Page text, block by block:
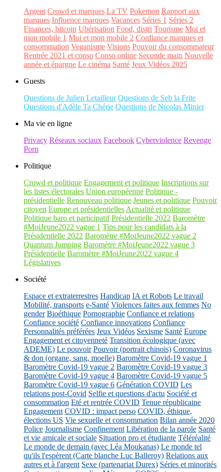
Argent Crowd et marques La TV Pokemon Rapport aux
marques Influence marques Vacances Séries 1 Séries 2
Finances, bitcoin Ubérisation Food, distri Tourisme Moi et
mon mobile 1 Moi et mon mobile 2 Confiance marques et
consommation Veganisme Visions Pouvoir du consommateur
Rentrée 2021 et conso Conso online Seconde main Nouvelle
année et épargne Le cinéma Santé Jeux Vidéos 2025
Guests
Questions de Julien Letailleur Questions de Seb la Frite
Questions d'Adèle Ta Chérie Questions de Nicolas Minier
Ma vie en ligne
Privacy Réseaux sociaux Facebook Cyberviolence Revenge
Porn
Politique
Crowd et politique Engagement et politique Inscriptions sur
les listes électorales Union européenne Politique -
présidentielle Renouveau politique Jeunes et politique Pouvoir
citoyen Europe et présidentielles Actualité et politique
Politique baro et participatif Présidentielle 2022 Baromètre
#MoiJeune2022 vague 1 Tips pour les candidats à la
Présidentielle 2022 Baromètre #MoiJeune2022 vague 2
Quantum Jumping Baromètre #MoiJeune2022 vague 3
Présidentielle Baromètre #MoiJeune2022 vague 4
Législatives
Société
Espace et extraterrestres Handicap IA et Robots Le travail
Mobilité, transports e-Santé Violences faites aux femmes No
gender Bioéthique Pornographie Confiance et relations
Confiance société Confiance innovations Confiance
Personnalités préférées Jeux Vidéos Sexisme Santé Europe
Engagement et citoyenneté Transition écologique (avec
ADEME) Le pouvoir Pouvoir (portrait chinois) Coronavirus
& don (organe, sang, moelle) Baromètre Covid-19 vague 1
Baromètre Covid-19 vague 2 Baromètre Covid-19 vague 3
Baromètre Covid-19 vague 4 Baromètre Covid-19 vague 5
Baromètre Covid-19 vague 6 Génération COVID Les
relations post-Covid Selfie et questions d'actu Société et
consommation Eté et rentrée COVID Tenue républicaine
Engagement COVID : impact perso COVID, éthique,
élections US Vie sexuelle et consommation Bilan année 2020
Police Journalisme Confinement Libération de la parole Santé
et vie amicale et sociale Situation pro et étudiante Téléréalité
Le monde de demain (avec Léa Moukanas) Le monde tel
qu'ils l'espèrent (Carte blanche Luc Balleroy) Relations aux
autres et à l'argent Sexe (partenariat Durex) Séries et minorités